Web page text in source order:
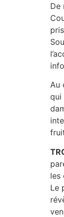
De
Au
qui
les
Le